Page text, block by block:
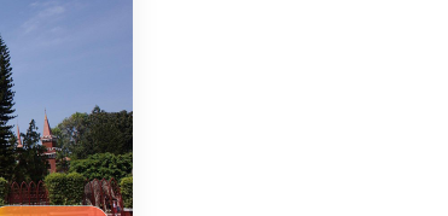
专线
10-15天
均可安排